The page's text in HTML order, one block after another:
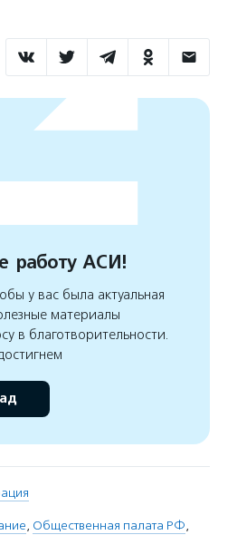
работу АСИ!
у вас была актуальная
материалы
в благотворительности.
, Общественная палата РФ,